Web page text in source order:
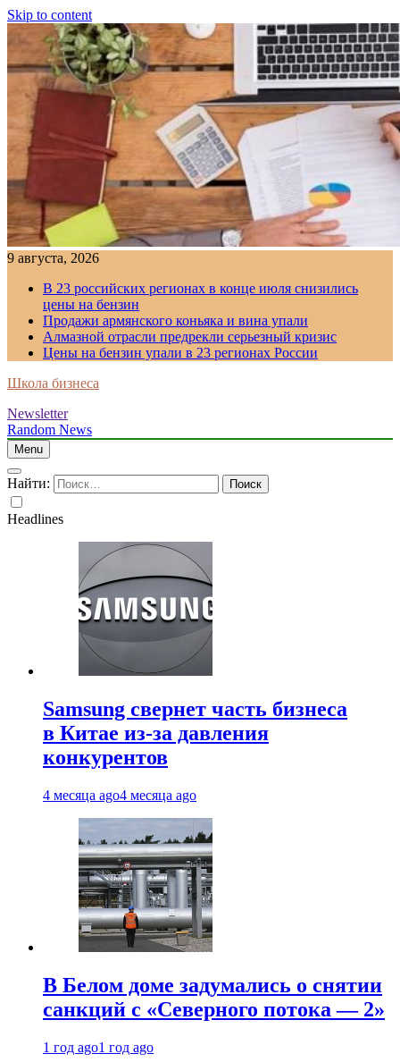
Skip to content
9 августа, 2026
В 23 российских регионах в конце июля снизились
цены на бензин
Продажи армянского коньяка и вина упали
Алмазной отрасли предрекли серьезный кризис
Цены на бензин упали в 23 регионах России
Школа бизнеса
Newsletter
Random News
Menu
Найти:
Headlines
Samsung свернет часть бизнеса
в Китае из-за давления
конкурентов
4 месяца ago4 месяца ago
В Белом доме задумались о снятии
санкций с «Северного потока — 2»
1 год ago1 год ago